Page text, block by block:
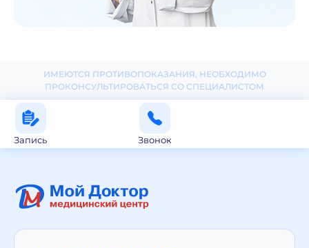
ИМЕЮТСЯ ПРОТИВОПОКАЗАНИЯ, НЕОБХОДИМО
ПРОКОНСУЛЬТИРОВАТЬСЯ СО СПЕЦИАЛИСТОМ
Запись Звонок